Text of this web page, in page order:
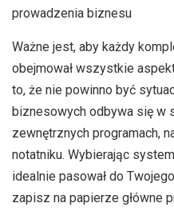
prowadzenia biznesu
Ważne jest, aby każdy
obejmował wszystkie
to, że nie powinno być
biznesowych odbywa się w
zewnętrznych programach,
notatniku. Wybierając
idealnie pasował do
zapisz na papierze główne